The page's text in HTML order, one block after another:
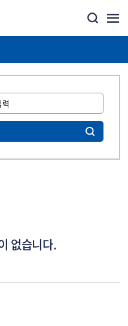
없습니다.